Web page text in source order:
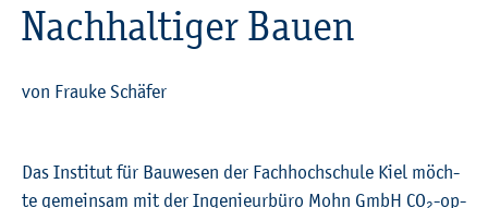
Nach­hal­ti­ger Bauen
von Frau­ke Schä­fer
Das In­sti­tut für Bau­we­sen der Fach­hoch­schu­le Kiel möch­
te ge­mein­sam mit der In­ge­nieur­bü­ro Mohn GmbH CO -op­
©Fach­hoch­schu­le Kiel